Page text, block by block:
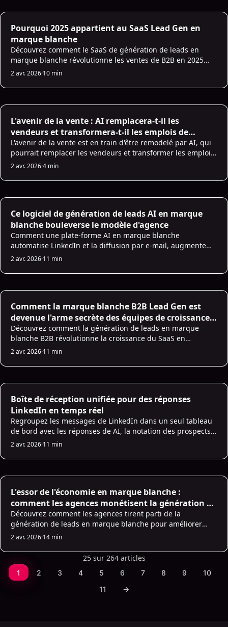
AI Sales Infrastructure
Pourquoi 2025 appartient au SaaS Lead Gen en
marque blanche
Découvrez comment le SaaS de génération de leads en
marque blanche révolutionne les ventes de B2B en 2025
grâce à des outils pilotés par AI, une évolutivité et un
2 avr. 2026·10 min
AI for Sales
L'avenir de la vente : AI remplacera-t-il les
vendeurs et transformera-t-il les emplois de
vente ?
L'avenir de la vente est en train d'être remodelé par AI, qui
pourrait remplacer les vendeurs et transformer les emplois
de vente traditionnels. Découvrez si AI remplacera les
2 avr. 2026·4 min
AI Sales Infrastructure
Ce logiciel de génération de leads AI en marque
blanche bouleverse le modèle d'agence
Comment une plate-forme AI en marque blanche
automatise LinkedIn et la diffusion par e-mail, augmente
les taux de réponse et de conversion, et permet aux
2 avr. 2026·11 min
White Label Lead Generation SaaS
Comment la marque blanche B2B Lead Gen est
devenue l'arme secrète des équipes de croissance
SaaS
Découvrez comment la génération de leads en marque
blanche B2B révolutionne la croissance du SaaS en
améliorant l'évolutivité, l'intégration et le contrôle de la
2 avr. 2026·11 min
AI Sales Infrastructure
Boîte de réception unifiée pour des réponses
LinkedIn en temps réel
Regroupez les messages de LinkedIn dans un seul tableau
de bord avec les réponses de AI, la notation des prospects,
les mises à jour en temps réel et les suivis automatisés pour
2 avr. 2026·11 min
White Label Lead Generation SaaS
L'essor de l'économie en marque blanche :
comment les agences monétisent la génération de
leads à grande échelle
Découvrez comment les agences tirent parti de la
génération de leads en marque blanche pour améliorer
leurs services, générer des revenus et faire évoluer
2 avr. 2026·14 min
25 sur 264 articles
1 2 3 4 5 6 7 8 9
10
11
→